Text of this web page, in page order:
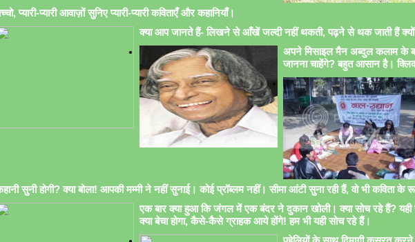
प्यारी-प्यारी आवाज़ों सुनिए प्यारी-प्यारी कविताएँ और कहानियाँ।
क्या आप जानते हैं- लिखने से आँखें जल्दी नहीं थकती, पढ़ने से थक जाती हैं
अपने मिसाइल मैन अब्दुल कलाम के
जानना चाहेंगे? बहुत आसान है।
सुनी होगी? क्या बोला! आपकी मम्मी ने नहीं सुनाई। कोई प्रॉब्लम नहीं। सीमा आंटी सुना रही हैं, वो भी कविता के
एक बार क्या हुआ कि जंगल में एक बंदर ने दुकान खोली। क्या सोच रहे हैं? यही
क्या बेचा होगा, कैसे-कैसे ग्राहक आये होंगे! हम भी यही सोच रहे हैं।